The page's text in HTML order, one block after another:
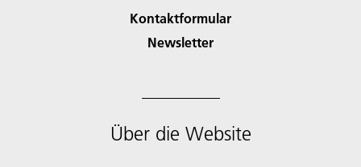
Kontaktformular
Newsletter
Über die Website